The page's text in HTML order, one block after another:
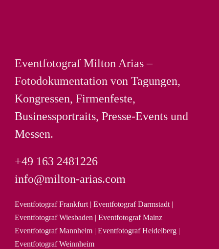
Eventfotograf Milton Arias –
Fotodokumentation von Tagungen,
Kongressen, Firmenfeste,
Businessportraits, Presse-Events und
Messen.
+49 163 2481226
info@milton-arias.com
Eventfotograf Frankfurt| Eventfotograf Darmstadt|
Eventfotograf Wiesbaden
Eventfotograf Mainz
Eventfotograf Mannheim
Eventfotograf Heidelberg
Eventfotograf Weinnheim